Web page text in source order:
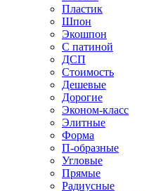
Пластик
Шпон
Экошпон
С патиной
ДСП
Стоимость
Дешевые
Дорогие
Эконом-класс
Элитные
Форма
П-образные
Угловые
Прямые
Радиусные